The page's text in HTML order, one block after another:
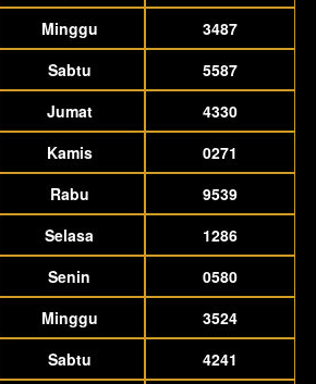
Minggu
3487
Sabtu
5587
Jumat
4330
Kamis
0271
Rabu
9539
Selasa
1286
Senin
0580
Minggu
3524
Sabtu 4241